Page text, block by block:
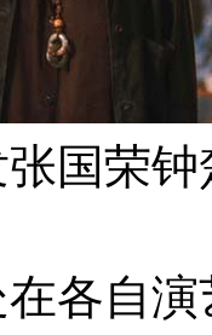
国荣
各自